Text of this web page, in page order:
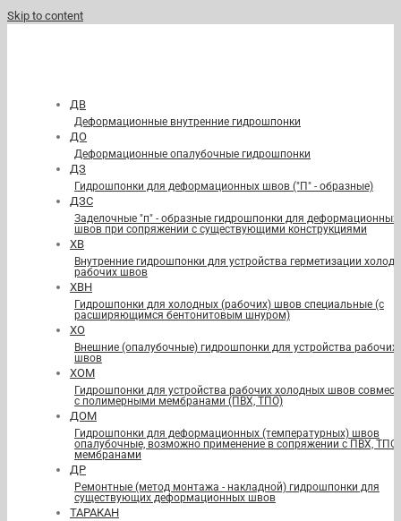
Skip to content
ДВ
Деформационные внутренние гидрошпонки
ДО
Деформационные опалубочные гидрошпонки
ДЗ
Гидрошпонки для деформационных швов ("П" - образные)
ДЗС
Заделочные "п" - образные гидрошпонки для деформационных
швов при сопряжении с существующими конструкциями
ХВ
Внутренние гидрошпонки для устройства герметизации
рабочих швов
ХВН
Гидрошпонки для холодных (рабочих) швов специальные (с
расширяющимся бентонитовым шнуром)
ХО
Внешние (опалубочные) гидрошпонки для устройства рабочих
швов
ХОМ
Гидрошпонки для устройства рабочих холодных швов
с полимерными мембранами (ПВХ, ТПО)
ДОМ
Гидрошпонки для деформационных (температурных) швов
опалубочные, возможно применение в сопряжении с ПВХ, ТПО
мембранами
ДР
Ремонтные (метод монтажа - накладной) гидрошпонки для
существующих деформационных швов
ТАРАКАН